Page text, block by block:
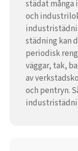
städat
och
städning kan
periodisk
väggar, tak,
av
och pentryn.